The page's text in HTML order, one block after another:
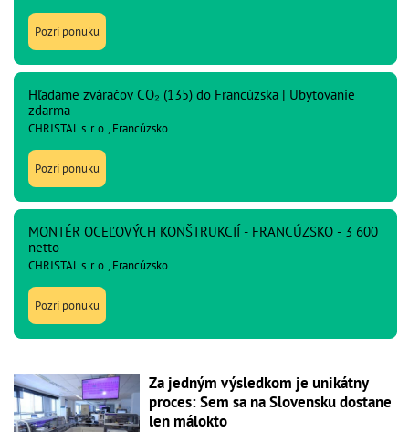
Pozri ponuku
Hľadáme zváračov CO₂ (135) do Francúzska | Ubytovanie
zdarma
CHRISTAL s. r. o., Francúzsko
Pozri ponuku
MONTÉR OCEĽOVÝCH KONŠTRUKCIÍ - FRANCÚZSKO - 3 600
netto
CHRISTAL s. r. o., Francúzsko
Pozri ponuku
Za jedným výsledkom je unikátny
proces: Sem sa na Slovensku dostane
len málokto